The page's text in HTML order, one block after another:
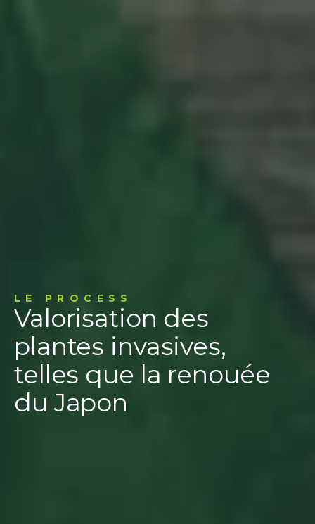
LE PROCESS
Valorisation des
plantes invasives,
telles que la renouée
du Japon